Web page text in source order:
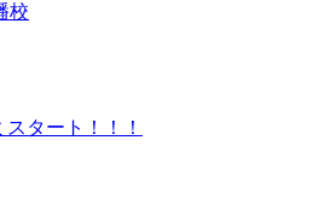
校
タート！！！